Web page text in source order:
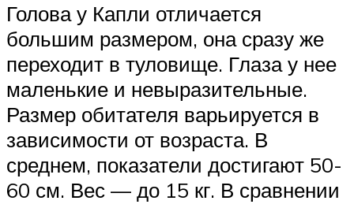
Голова у Капли отличается
большим размером, она сразу же
переходит в туловище. Глаза у нее
маленькие и невыразительные.
Размер обитателя варьируется в
зависимости от возраста. В
среднем, показатели достигают 50-
60 см. Вес — до 15 кг. В сравнении